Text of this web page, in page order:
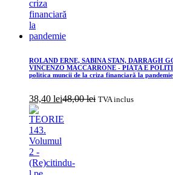
ROLAND ERNE, SABINA STAN, DARRAGH
VINCENZO MACCARRONE - PIAȚA E
politica muncii de la criza financiară la pandemie
38,40 lei48,00lei TVA inclus